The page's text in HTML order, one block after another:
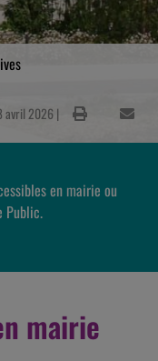
avril 2026 |
en mairie ou
Public.
mairie